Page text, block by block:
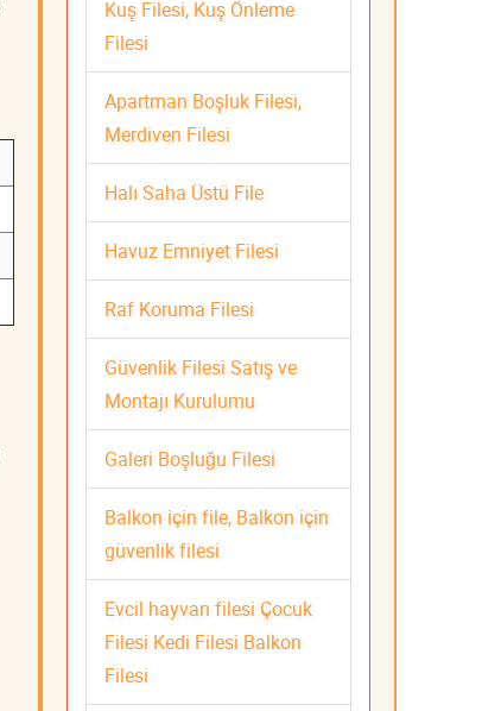
Kuş Filesi, Kuş Önleme
Filesi
Apartman Boşluk Filesi,
Merdiven Filesi
Halı Saha Üstü File
Havuz Emniyet Filesi
Raf Koruma Filesi
Güvenlik Filesi Satış ve
Montajı Kurulumu
Galeri Boşluğu Filesi
Balkon için file, Balkon için
güvenlik filesi
Evcil hayvan filesi Çocuk
Filesi Kedi Filesi Balkon
Filesi